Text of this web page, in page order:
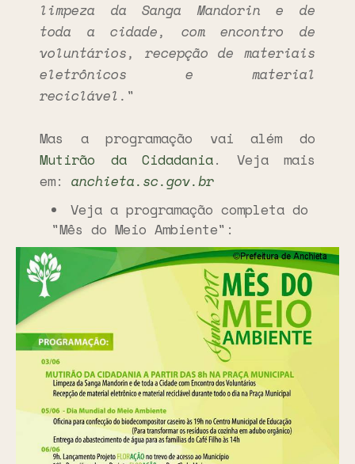
limpeza da Sanga Mandorin e de
toda a cidade, com encontro de
voluntários, recepção de materiais
eletrônicos e material
reciclável. "
Mas a programação vai além do
Mutirão da Cidadania. Veja mais
em: anchieta.sc.gov.br
Veja a programação completa do
"Mês do Meio Ambiente":